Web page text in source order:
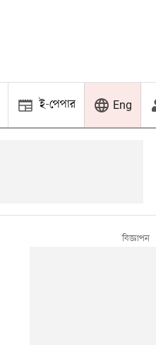
ই-পেপার Eng